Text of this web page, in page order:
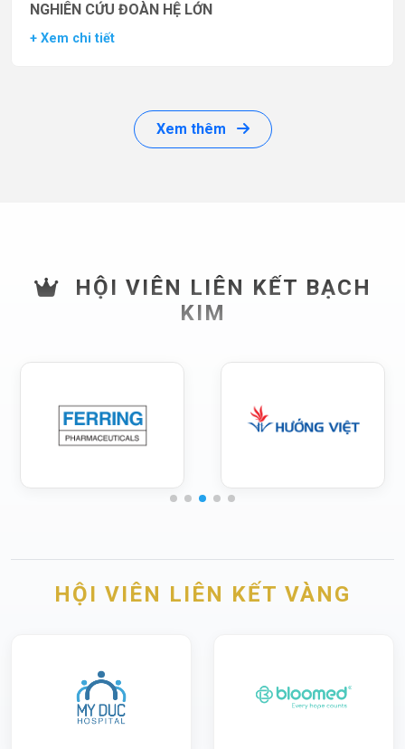
NGHIÊN CỨU ĐOÀN HỆ LỚN
+ Xem chi tiết
Xem thêm
HỘI VIÊN LIÊN KẾT BẠCH
KIM
HỘI VIÊN LIÊN KẾT VÀNG